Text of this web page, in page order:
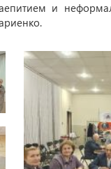
и